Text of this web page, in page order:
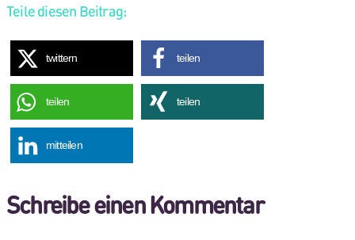
Teile diesen Beitrag:
twittern teilen
teilen teilen
mitteilen
Schreibe einen Kommentar